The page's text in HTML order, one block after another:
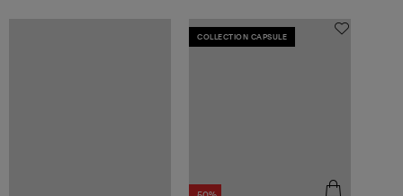
COLLECTION CAPSULE